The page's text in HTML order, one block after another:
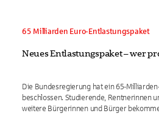
65 Milliarden Euro-Entlastungspaket
Neues Entlastungspaket – wer
Die Bundesregierung hat ein 65-
beschlossen. Studierende, Rentnerinnen
weitere Bürgerinnen und Bürger